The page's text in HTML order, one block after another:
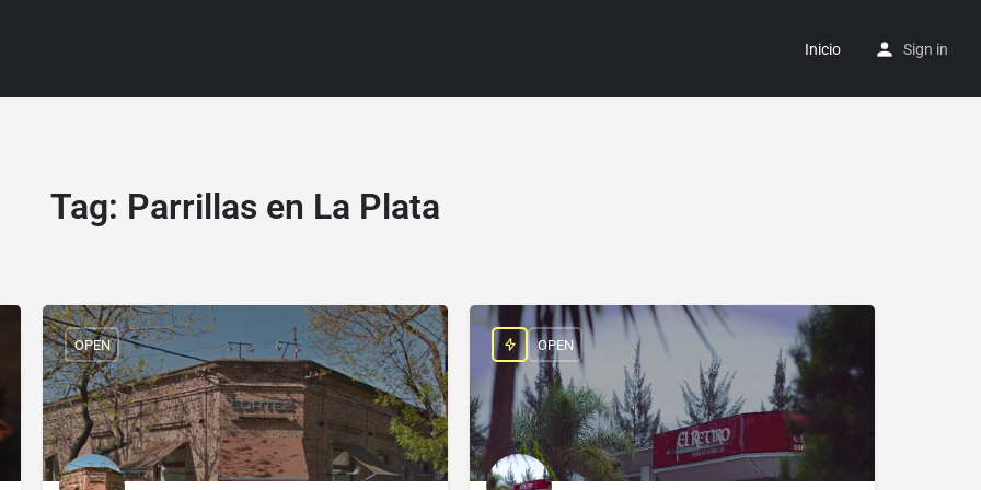
Inicio Sign in
Tag: Parrillas en La Plata
OPEN OPEN